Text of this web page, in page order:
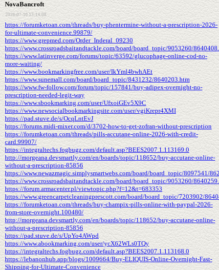
NovaBancroft
2026-07-10 13:14:08
https://forumketoan.com/threads/buy-phentermine-without-a-prescription-2026-
for-ultimate-convenience.99879/
https://www.grepmed.com/Order_Inderal_09230
https://www.crossroadsbaitandtackle.com/board/board_topic/9053260/
https://www.latinverge.com/forums/topic/63592/glucophage-online-cod-no-
more-waiting/
https://www.bookmarkingfree.com/user/IkYml4bwhAEt
https://www.sunemall.com/board/board_topic/8431232/8640203.htm
https://www.fw-follow.com/forum/topic/157841/buy-adipex-overnight-no-
prescription-needed-legit-way
https://www.sbookmarking.com/user/UfxoiGEv5X9C
https://www.newsocialbookmarkingsite.com/user/vgiKrepr4XMI
https://pad.stuve.de/s/OcqLntEvJ
https://forums.midi-mixer.com/d/3702-how-to-get-zofran-without-prescription
https://forumketoan.com/threads/pills-accutane-online-2026-with-credit-
card.99907/
https://integraltechs.fogbugz.com/default.asp?BEES2007.1.113169.0
http://morgeana.devsmartly.com/en/boards/topic/118652/buy-accutane-online-
without-a-prescription-85856
https://www.newazmagic.simplysmartwebs.com/board/board_topic/8097541/
https://www.crossroadsbaitandtackle.com/board/board_topic/9053260/
https://forum.armacenter.pl/viewtopic.php?f=12&t=683353
https://www.greencarpetcleaningprescott.com/board/board_topic/7203902/
https://forumketoan.com/threads/buy-champix-pills-online-with-paypal-2026-
from-store-overnight.100480/
http://morgeana.devsmartly.com/en/boards/topic/118652/buy-accutane-online-
without-a-prescription-85856
https://pad.stuve.de/s/UpYo4AWpd
https://www.abookmarking.com/user/ycX62WLs0TQy
https://integraltechs.fogbugz.com/default.asp?BEES2007.1.113168.0
https://lebanonhub.app/blogs/1009664/Buy-ELIQUIS-Online-Overnight-Fast-
Shipping-for-Ultimate-Convenience